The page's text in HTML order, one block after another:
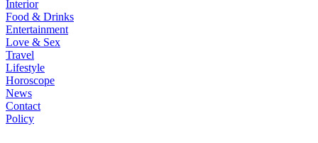
Interior
Food & Drinks
Entertainment
Love & Sex
Travel
Lifestyle
Horoscope
News
Contact
Policy